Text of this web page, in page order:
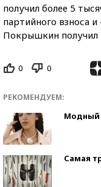
получил более 5
партийного взноса
Покрышкин получил
0 0
РЕКОМЕНДУЕМ:
Модный
Самая